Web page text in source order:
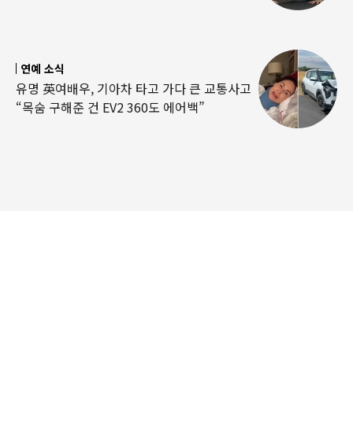
연예 소식
유명 英여배우, 기아차 타고 가다 큰 교통사고
“목숨 구해준 건 EV2 360도 에어백”